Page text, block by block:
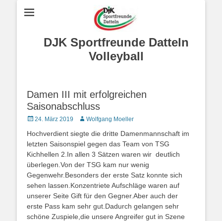
DJK Sportfreunde Datteln
Volleyball
Damen III mit erfolgreichen
Saisonabschluss
Posted24. März 2019 AutorWolfgang Moeller
Hochverdient siegte die dritte Damenmannschaft im
letzten Saisonspiel gegen das Team von TSG
Kichhellen 2.In allen 3 Sätzen waren wir deutlich
überlegen.Von der TSG kam nur wenig
Gegenwehr.Besonders der erste Satz konnte sich
sehen lassen.Konzentriete Aufschläge waren auf
unserer Seite Gift für den Gegner.Aber auch der
erste Pass kam sehr gut.Dadurch gelangen sehr
schöne Zuspiele,die unsere Angreifer gut in Szene